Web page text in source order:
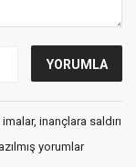
inançlara saldırı
yorumlar